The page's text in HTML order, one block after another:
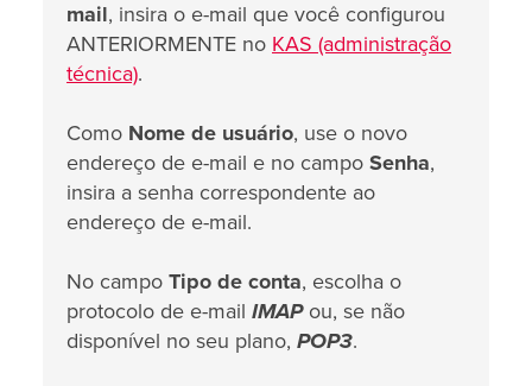
mail, insira o e-mail que você configurou
ANTERIORMENTE no KAS (administração
técnica).
Como Nome de usuário, use o novo
endereço de e-mail e no campo Senha,
insira a senha correspondente ao
endereço de e-mail.
No campo Tipo de conta, escolha o
protocolo de e-mail IMAPou, se não
disponível no seu plano, POP3.